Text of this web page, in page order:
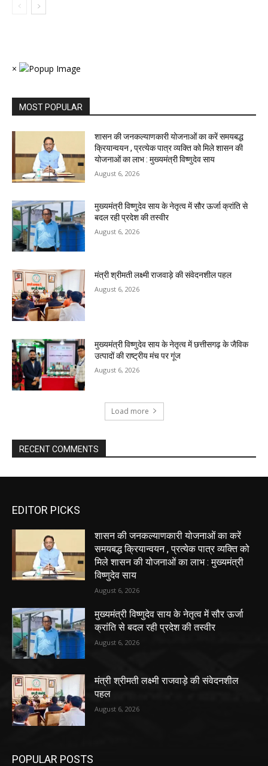
×
MOST POPULAR
शासन की जनकल्याणकारी योजनाओं का करें समयबद्ध
क्रियान्वयन , प्रत्येक पात्र व्यक्ति को मिले शासन की
योजनाओं का लाभ : मुख्यमंत्री विष्णुदेव साय
August 6, 2026
मुख्यमंत्री विष्णुदेव साय के नेतृत्व में सौर ऊर्जा क्रांति से
बदल रही प्रदेश की तस्वीर
August 6, 2026
मंत्री श्रीमती लक्ष्मी राजवाड़े की संवेदनशील पहल
August 6, 2026
मुख्यमंत्री विष्णुदेव साय के नेतृत्व में छत्तीसगढ़ के जैविक
उत्पादों की राष्ट्रीय मंच पर गूंज
August 6, 2026
Load more
RECENT COMMENTS
EDITOR PICKS
शासन की जनकल्याणकारी योजनाओं का करें
समयबद्ध क्रियान्वयन , प्रत्येक पात्र व्यक्ति को
मिले शासन की योजनाओं का लाभ : मुख्यमंत्री
विष्णुदेव साय
August 6, 2026
मुख्यमंत्री विष्णुदेव साय के नेतृत्व में सौर ऊर्जा
क्रांति से बदल रही प्रदेश की तस्वीर
August 6, 2026
मंत्री श्रीमती लक्ष्मी राजवाड़े की संवेदनशील
पहल
August 6, 2026
POPULAR POSTS